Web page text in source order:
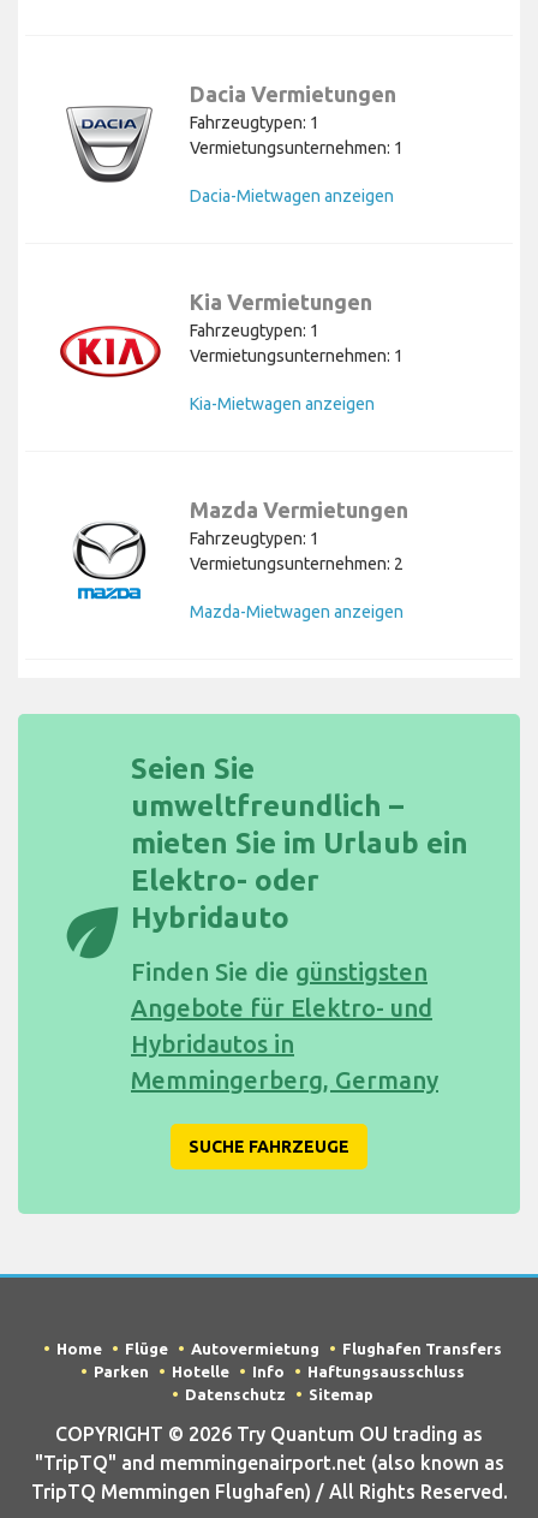
Dacia Vermietungen
Fahrzeugtypen: 1
Vermietungsunternehmen: 1
Dacia-Mietwagen anzeigen
Kia Vermietungen
Fahrzeugtypen: 1
Vermietungsunternehmen: 1
Kia-Mietwagen anzeigen
Mazda Vermietungen
Fahrzeugtypen: 1
Vermietungsunternehmen: 2
Mazda-Mietwagen anzeigen
eco
Seien Sie
umweltfreundlich –
mieten Sie im Urlaub ein
Elektro- oder
Hybridauto
Finden Sie die günstigsten
Angebote für Elektro- und
Hybridautos in
Memmingerberg, Germany
SUCHE FAHRZEUGE
Home Flüge Autovermietung
Flughafen Transfers
Parken
Hotelle Info
Haftungsausschluss
Datenschutz
Sitemap
COPYRIGHT © 2026 Try Quantum OU trading as
"TripTQ" and memmingenairport.net (also known as
TripTQ Memmingen Flughafen) / All Rights Reserved.